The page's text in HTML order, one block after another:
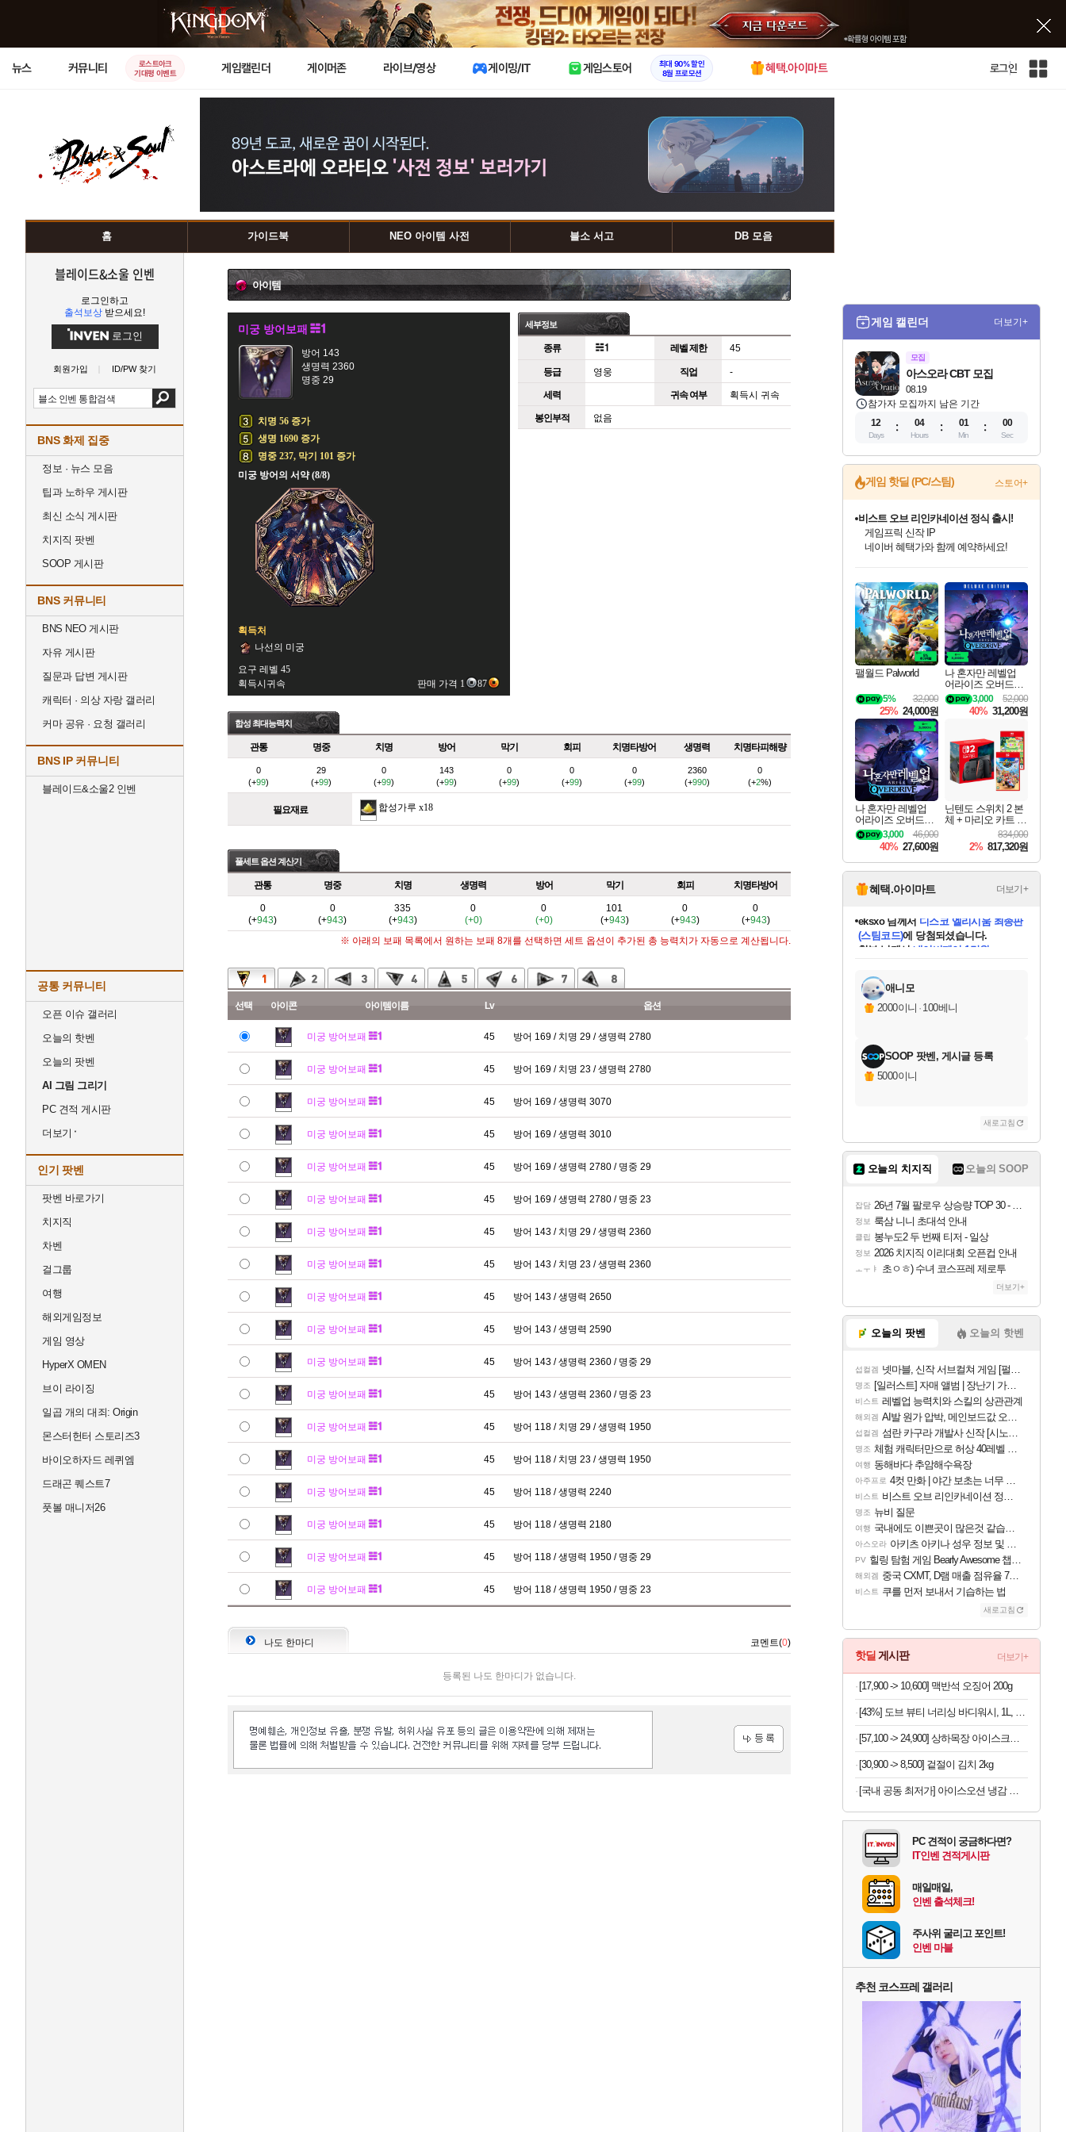
X
뉴스 커뮤니티
로스트아크
기대평 이벤트
게임캘린더 게이머존 라이브/영상 게이밍/IT 게임스토어
최대 90% 할인
8월 프로모션
혜택.아이마트 로그인
인
홈 가이드북 NEO 아이템 사전 블소 서고 DB 모음
블레이드&소울 인벤
로그인하고
출석보상 받으세요!
로그인
회원가입 ID/PW 찾기
BNS 화제 집중
정보 · 뉴스 모음
팁과 노하우 게시판
최신 소식 게시판
치지직 팟벤
SOOP 게시판
BNS 커뮤니티
BNS NEO 게시판
자유 게시판
질문과 답변 게시판
캐릭터 · 의상 자랑 갤러리
커마 공유 · 요청 갤러리
BNS IP 커뮤니티
블레이드&소울2 인벤
공통 커뮤니티
오픈 이슈 갤러리
오늘의 핫벤
오늘의 팟벤
AI 그림 그리기
PC 견적 게시판
더보기
인기 팟벤
팟벤 바로가기
치지직
차벤
걸그룹
여행
해외게임정보
게임 영상
HyperX OMEN
브이 라이징
일곱 개의 대죄: Origin
몬스터헌터 스토리즈3
바이오하자드 레퀴엠
드래곤 퀘스트7
풋볼 매니저26
아이템
미궁 방어보패
방어 143
생명력 2360
명중 29
치명 56 증가
생명 1690 증가
명중 237, 막기 101 증가
미궁 방어의 서약 (8/8)
획득처
나선의 미궁
요구 레벨 45
획득시귀속
판매 가격 1 87
세부정보
종류 레벨 제한 45
등급 영웅 직업 -
세력 귀속 여부 획득시 귀속
봉인부적 없음
합성 최대능력치
관통 명중 치명 방어 막기 회피 치명타방어 생명력 치명타피해량
0
(+99)
29
(+99)
0
(+99)
143
(+99)
0
(+99)
0
(+99)
0
(+99)
2360
(+990)
0
(+2%)
필요재료 합성가루 x18
풀세트 옵션 계산기
관통 명중 치명 생명력 방어 막기 회피 치명타방어
0
(+943)
0
(+943)
335
(+943)
0
(+0)
0
(+0)
101
(+943)
0
(+943)
0
(+943)
※ 아래의 보패 목록에서 원하는 보패 8개를 선택하면 세트 옵션이 추가된 총 능력치가 자동으로 계산됩니다.
선택 아이콘 아이템이름 Lv 옵션
미궁 방어보패 45 방어 169 / 치명 29 / 생명력 2780
미궁 방어보패 45 방어 169 / 치명 23 / 생명력 2780
미궁 방어보패 45 방어 169 / 생명력 3070
미궁 방어보패 45 방어 169 / 생명력 3010
미궁 방어보패 45 방어 169 / 생명력 2780 / 명중 29
미궁 방어보패 45 방어 169 / 생명력 2780 / 명중 23
미궁 방어보패 45 방어 143 / 치명 29 / 생명력 2360
미궁 방어보패 45 방어 143 / 치명 23 / 생명력 2360
미궁 방어보패 45 방어 143 / 생명력 2650
미궁 방어보패 45 방어 143 / 생명력 2590
미궁 방어보패 45 방어 143 / 생명력 2360 / 명중 29
미궁 방어보패 45 방어 143 / 생명력 2360 / 명중 23
미궁 방어보패 45 방어 118 / 치명 29 / 생명력 1950
미궁 방어보패 45 방어 118 / 치명 23 / 생명력 1950
미궁 방어보패 45 방어 118 / 생명력 2240
미궁 방어보패 45 방어 118 / 생명력 2180
미궁 방어보패 45 방어 118 / 생명력 1950 / 명중 29
미궁 방어보패 45 방어 118 / 생명력 1950 / 명중 23
나도 한마디 코멘트(0)
등록된 나도 한마디가 없습니다.
게임 캘린더 더보기+
모집
08.19
아스오라 CBT 모집
참가자 모집까지 남은 기간
12
Days
04
Hours
01
Min
00
Sec
게임 핫딜 (PC/스팀) 스토어+
최대 90% 할인가를 만나보세요!
네이버혜택과 함께 만나보세요!
50%할인&추가 적립까지!
이니&베니 혜택까지!
비스트 오브 리인카네이션 정식 출시!
게임프릭 신작 IP
네이버 혜택가와 함께 예약하세요!
할인&네이버혜택으로 만나보세요!
네이버페이 혜택과 만나보세요!
40주년 프로모션으로 만나보세요!
네이버 포인트 혜택까지!
할인가에 만나보세요!
일부 에디션 상시 할인!
혜택으로 예약 판매 중
편안하게 충전하세요
팰월드 Palworld
32,000
5%
25% 24,000원
나 혼자만 레벨업
어라이즈 오버드라
이브 디럭스 에디션
Solo Leveling Arise
Overdrive Deluxe Edi
52,000
3,000
40% 31,200원
나 혼자만 레벨업
어라이즈 오버드라
이브 Solo Leveling A
rise
46,000
3,000
40% 27,600원
닌텐도 스위치 2 본
체 + 마리오 카트 월
드 + 포켓몬 포코피
아 번들
834,000
2% 817,320원
혜택.아이마트 더보기+
당첨되셨습니다.
당첨되셨습니다.
칠부님께서네이버페이 1만원
교환권에 당첨되셨습니다.
당첨되셨습니다.
당첨되셨습니다.
에디션 (스팀코드)
당첨되셨습니다.
당첨되셨습니다.
당첨되셨습니다.
당첨되셨습니다.
애니모
2000이니 · 100베니
SOOP 팟벤, 게시글 등록
5000이니
새로고침
오늘의 치지직 오늘의 SOOP
잡담 26년 7월 팔로우 상승량 TOP 30 - 월간 치지직
정보 룩삼 니니 초대석 안내
클립 봉누도2 두 번째 티저 - 일상
정보 2026 치지직 이리대회 오픈컵 안내
ㅗㅜㅑ 초ㅇㅎ) 수녀 코스프레 제로투
더보기+
오늘의 팟벤 오늘의 핫벤
섭컬겜 넷마블, 신작 서브컬쳐 게임 [펄 인 블루] 티저 사이트 오픈
명조 [일러스트] 자매 앨범 | 장난기 가득한 오후의 공원 (리메이크판)
비스트 레벨업 능력치와 스킬의 상관관계
해외겜 AI발 원가 압박, 메인보드값 오르나
섭컬겜 섬란 카구라 개발사 신작 [시노비 넥서스] 연내 출시 예정
명조 체험 캐릭터만으로 허상 40레벨 하이와티아 5분 컷!｜에이메스·린네·모니에 명함
여행 동해바다 추암해수욕장
아주프로 4컷 만화 | 야간 보초는 너무 힘들어
비스트 비스트 오브 리인카네이션 정보/공략글 모음
명조 뉴비 질문
여행 국내에도 이쁜곳이 많은것 같습니다
아스오라 아키츠 아키나 성우 정보 및 주요 필모
PV 힐링 탐험 게임 Bearly Awesome 챕터 1 트레일러
해외겜 중국 CXMT, D램 매출 점유율 7%…글로벌 4위로 부상
비스트 쿠를 먼저 보내서 기습하는 법
새로고침
핫딜 게시판 더보기+
[17,900 -> 10,600] 맥반석 오징어 200g
[43%] 도브 뷰티 너리싱 바디워시, 1L, 2개
[57,100 -> 24,900] 상하목장 아이스크림 8개 (초코+프로즌그릭요거트+바이오요거트파르페)
[30,900 -> 8,500] 겉절이 김치 2kg
[국내 공동 최저가] 아이스오션 냉감 홑이불 100x150
PC 견적이 궁금하다면?
IT인벤 견적게시판
매일매일,
인벤 출석체크!
주사위 굴리고 포인트!
인벤 마블
추천 코스프레 갤러리